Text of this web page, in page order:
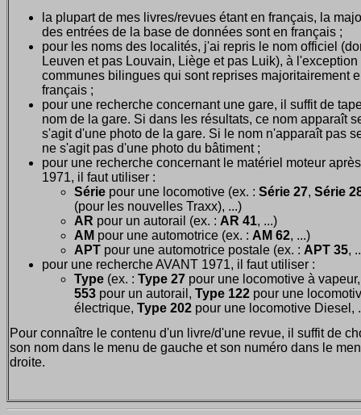
la plupart de mes livres/revues étant en français, la
des entrées de la base de données sont en français ;
pour les noms des localités, j'ai repris le nom officiel
Leuven et pas Louvain, Liège et pas Luik), à l'exception
communes bilingues qui sont reprises majoritairement
français ;
pour une recherche concernant une gare, il suffit de
nom de la gare. Si dans les résultats, ce nom apparaît
s'agit d'une photo de la gare. Si le nom n'apparaît pas
ne s'agit pas d'une photo du bâtiment ;
pour une recherche concernant le matériel moteur après
1971, il faut utiliser :
Série pour une locomotive (ex. : Série 27, Série
(pour les nouvelles Traxx), ...)
AR pour un autorail (ex. : AR 41, ...)
AM pour une automotrice (ex. : AM 62, ...)
APT pour une automotrice postale (ex. : APT 35,
pour une recherche AVANT 1971, il faut utiliser :
Type (ex. : Type 27 pour une locomotive à
553 pour un autorail, Type 122 pour une
électrique, Type 202 pour une locomotive Diesel,
Pour connaître le contenu d'un livre/d'une revue, il suffit de
son nom dans le menu de gauche et son numéro dans le
droite.